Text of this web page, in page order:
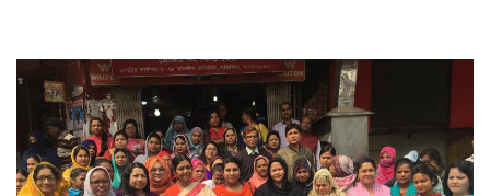
ITF ASIA-PACÍFICO
GLOBAL